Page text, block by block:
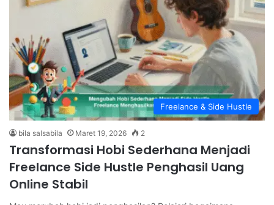
Freelance & Side Hustle
bila salsabila Maret 19, 2026 2
Transformasi Hobi Sederhana Menjadi
Freelance Side Hustle Penghasil Uang
Online Stabil